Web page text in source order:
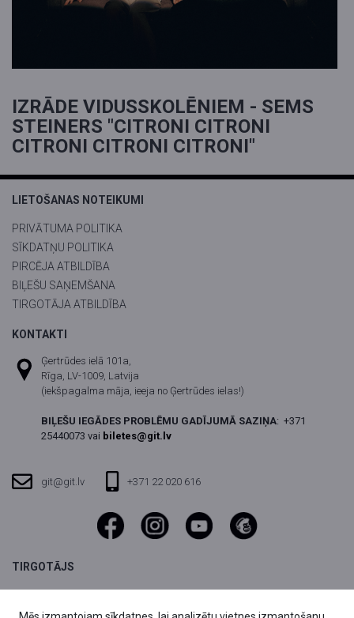
IZRĀDE VIDUSSKOLĒNIEM - SEMS
STEINERS "CITRONI CITRONI
CITRONI CITRONI CITRONI"
LIETOŠANAS NOTEIKUMI
PRIVĀTUMA POLITIKA
SĪKDATŅU POLITIKA
PIRCĒJA ATBILDĪBA
BIĻEŠU SAŅEMŠANA
TIRGOTĀJA ATBILDĪBA
KONTAKTI
Ģertrūdes ielā 101a,
Rīga, LV-1009, Latvija
(iekšpagalma māja, ieeja no Ģertrūdes ielas!)
BIĻEŠU IEGĀDES PROBLĒMU GADĪJUMĀ SAZIŅA: +371
25440073 vai biletes@git.lv
git@git.lv +371 22 020 616
TIRGOTĀJS
SIA DIVI grupa,